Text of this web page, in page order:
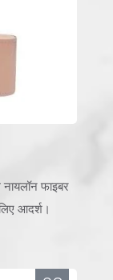
फाइबर
आदर्श।